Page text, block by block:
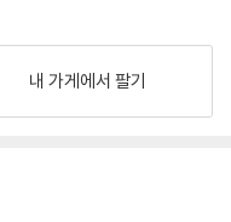
내 가게에서 팔기